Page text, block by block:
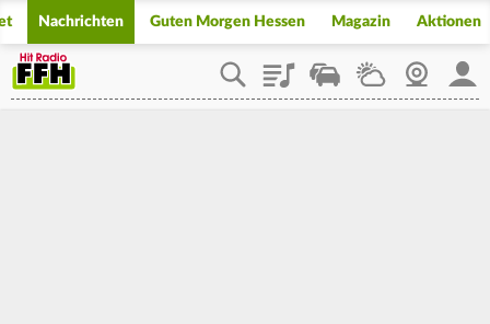
Nachrichten Guten Morgen Hessen Magazin Aktionen
PlaylistStaupilotWetterWebcam